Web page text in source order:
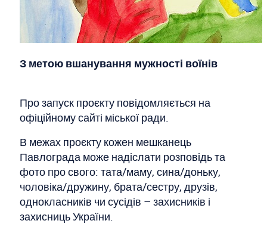
З метою вшанування мужності воїнів
Про запуск проєкту повідомляється на
офіційному сайті міської ради.
В межах проєкту кожен мешканець
Павлограда може надіслати розповідь та
фото про свого: тата/маму, сина/доньку,
чоловіка/дружину, брата/сестру, друзів,
однокласників чи сусідів – захисників і
захисниць України.